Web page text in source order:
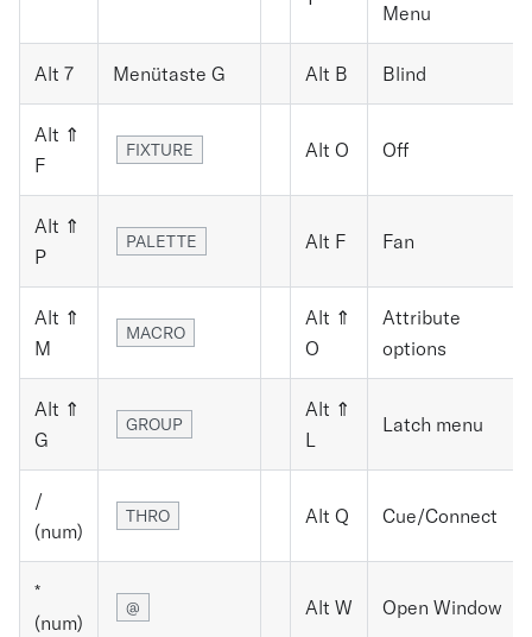
Menu
Alt 7 Menütaste G Alt B Blind
Alt ⇑
F
FIXTURE Alt O Off
Alt ⇑
P
PALETTE Alt F Fan
Alt ⇑
M
MACRO
Alt ⇑
O
Attribute
options
Alt ⇑
G
GROUP
Alt ⇑
L
Latch menu
/
(num)
THRO Alt Q Cue/Connect
*
(num)
@ Alt W Open Window